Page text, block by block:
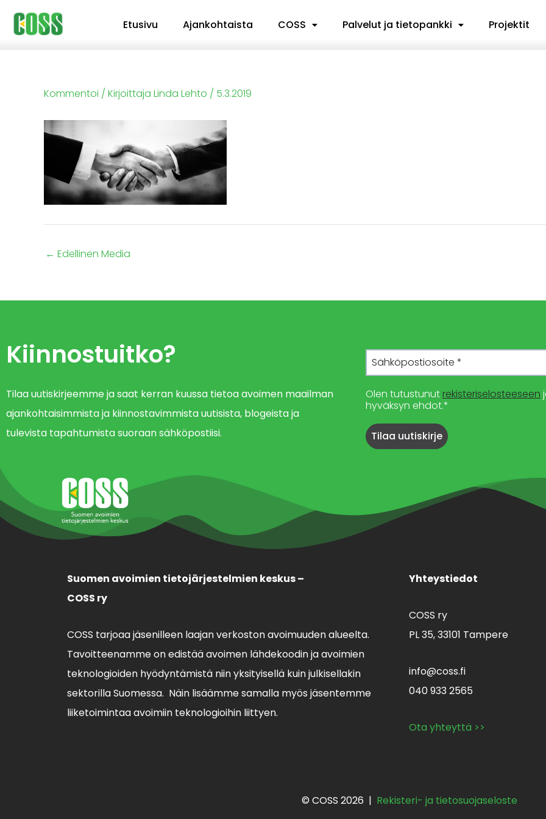
Siirry
sisältöön
Etusivu Ajankohtaista COSS Palvelut ja tietopankki Projektit
Kommentoi / Kirjoittaja Linda Lehto / 5.3.2019
← Edellinen Media
Kiinnostuitko?
Tilaa uutiskirjeemme ja saat kerran kuussa tietoa avoimen maailman
ajankohtaisimmista ja kiinnostavimmista uutisista, blogeista ja
tulevista tapahtumista suoraan sähköpostiisi.
Olen tutustunut rekisteriselosteeseen
hyväksyn ehdot.*
Suomen avoimien tietojärjestelmien keskus –
COSS ry
COSS tarjoaa jäsenilleen laajan verkoston avoimuuden alueelta.
Tavoitteenamme on edistää avoimen lähdekoodin ja avoimien
teknologioiden hyödyntämistä niin yksityisellä kuin julkisellakin
sektorilla Suomessa. Näin lisäämme samalla myös jäsentemme
liiketoimintaa avoimiin teknologioihin liittyen.
Yhteystiedot
COSS ry
PL 35,33101 Tampere
info@coss.fi
040 933 2565
Ota yhteyttä >>
© COSS 2026 | Rekisteri- ja tietosuojaseloste